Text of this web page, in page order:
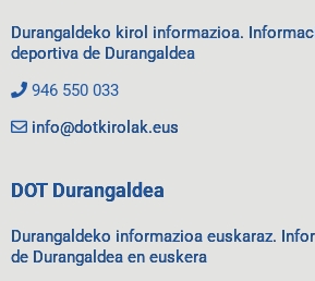
Durangaldeko kirol informazioa.
deportiva de Durangaldea
946 550 033
info@dotkirolak.eus
DOT Durangaldea
Durangaldeko informazioa euskaraz.
de Durangaldea en euskera